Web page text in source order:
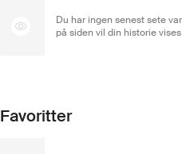
Du har ingen senest sete
på siden vil din historie vises
Favoritter